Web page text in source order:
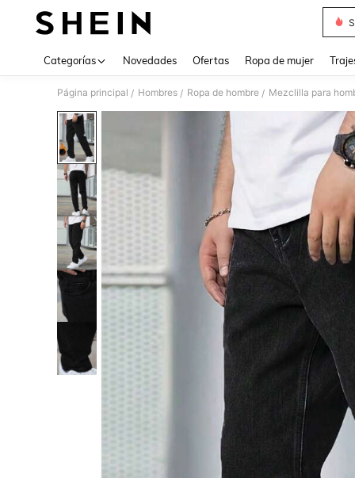
Categorías Novedades Ofertas Ropa de mujer
Página principal / Hombres / Ropa de hombre / Mezclilla para